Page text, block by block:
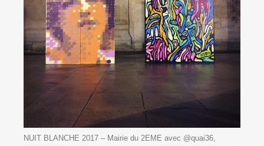
NUIT BLANCHE 2017 – Mairie du 2EME avec @quai36,